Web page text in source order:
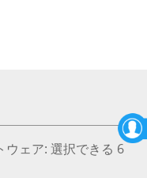
ェア: 選択できる 6